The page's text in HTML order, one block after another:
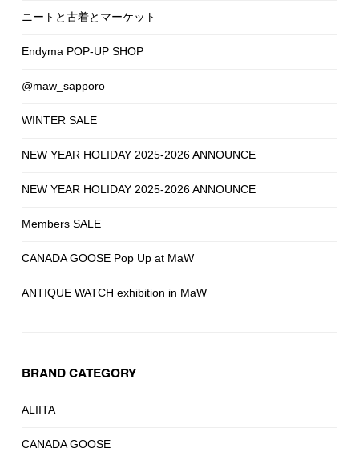
ニートと古着とマーケット
Endyma POP-UP SHOP
@maw_sapporo
WINTER SALE
NEW YEAR HOLIDAY 2025-2026 ANNOUNCE
NEW YEAR HOLIDAY 2025-2026 ANNOUNCE
Members SALE
CANADA GOOSE Pop Up at MaW
ANTIQUE WATCH exhibition in MaW
BRAND CATEGORY
ALIITA
CANADA GOOSE